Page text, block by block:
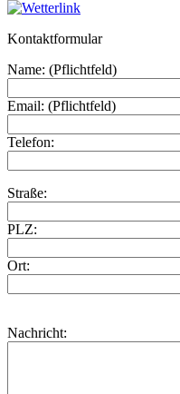
Kontaktformular
Name: (Pflichtfeld)
Email: (Pflichtfeld)
Telefon:
Straße:
PLZ:
Ort:
Nachricht: